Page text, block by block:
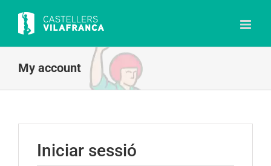
content
My account
Iniciar sessió